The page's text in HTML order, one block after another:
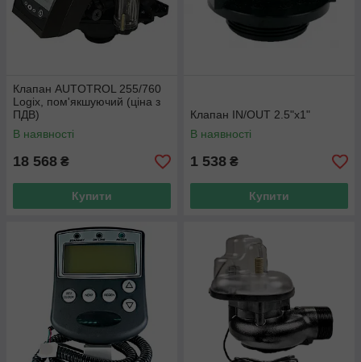
Клапан AUTOTROL 255/760
Logix, пом'якшуючий (ціна з
ПДВ)
В наявності
18 568 ₴
Купити
Клапан IN/OUT 2.5"x1"
В наявності
1 538 ₴
Купити